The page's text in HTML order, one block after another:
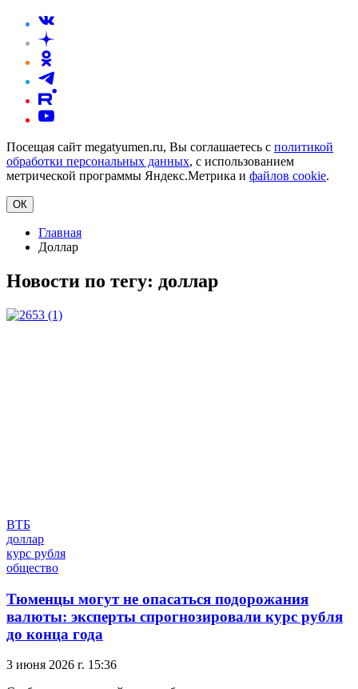
Посещая сайт megatyumen.ru, Вы соглашаетесь с политикой
обработки персональных данных, с использованием
метрической программы Яндекс.Метрика и файлов cookie.
ОК
Главная
Доллар
Новости по тегу: доллар
ВТБ
доллар
курс рубля
общество
Тюменцы могут не опасаться подорожания
валюты: эксперты спрогнозировали курс рубля
до конца года
3 июня 2026 г. 15:36